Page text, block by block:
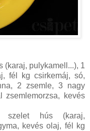
(karaj, pulykamell...), 1
fél kg csirkemáj, só,
2 zsemle, 3 nagy
zsemlemorzsa, kevés
szelet hús (karaj,
kevés olaj, fél kg